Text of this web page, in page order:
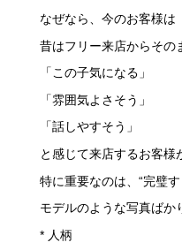
なぜなら、今のお客様は
昔はフリー来店からその
「この子気になる」
「雰囲気よさそう」
「話しやすそう」
と感じて来店するお客様
特に重要なのは、“完璧す
モデルのような写真ばか
* 人柄